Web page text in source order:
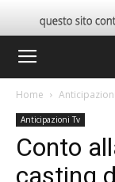
Home
Anticipazioni Tv
Conto
casting